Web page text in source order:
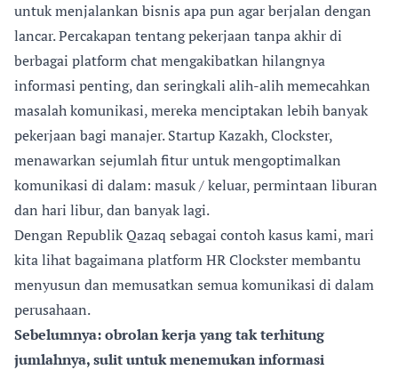
untuk menjalankan bisnis apa pun agar berjalan dengan
lancar. Percakapan tentang pekerjaan tanpa akhir di
berbagai platform chat mengakibatkan hilangnya
informasi penting, dan seringkali alih-alih memecahkan
masalah komunikasi, mereka menciptakan lebih banyak
pekerjaan bagi manajer. Startup Kazakh, Clockster,
menawarkan sejumlah fitur untuk mengoptimalkan
komunikasi di dalam: masuk / keluar, permintaan liburan
dan hari libur, dan banyak lagi.
Dengan Republik Qazaq sebagai contoh kasus kami, mari
kita lihat bagaimana platform HRClockstermembantu
menyusun dan memusatkan semua komunikasi di dalam
perusahaan.
Sebelumnya: obrolan kerja yang tak terhitung
jumlahnya, sulit untuk menemukan informasi